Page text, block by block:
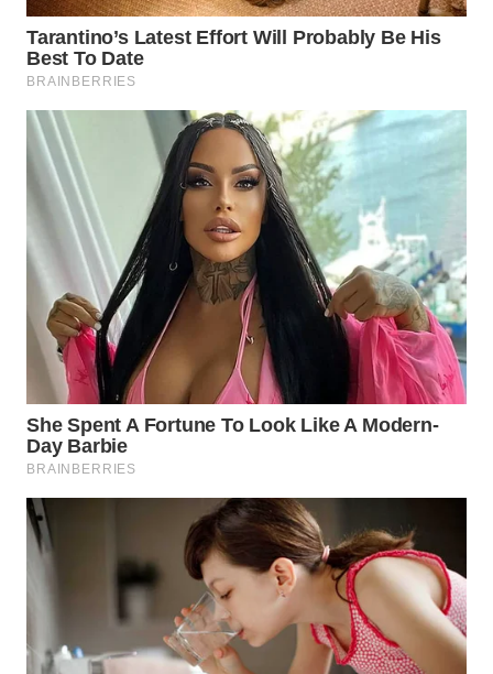
WN
NATUNA
WN
BINTAN
WN
MANDALIKA
WN
LIKUPANG
WN
LABUANBAJO
WN
BORNEO
Wahana
Media
Group